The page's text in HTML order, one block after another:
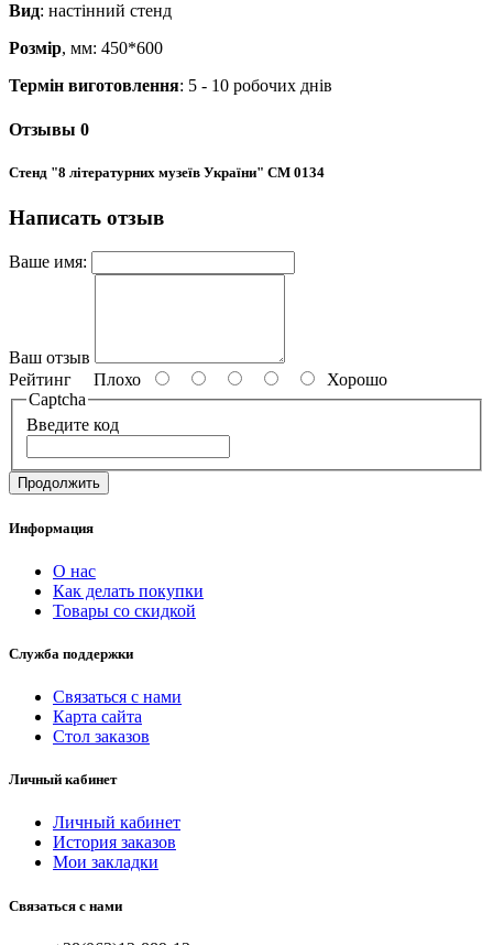
Вид: настінний стенд
Розмір, мм: 450*600
Термін виготовлення: 5 - 10 робочих днів
Отзывы 0
Стенд "8 літературних музеїв України" СМ 0134
Написать отзыв
Ваше имя:
Ваш отзыв
Рейтинг Плохо
Хорошо
Captcha
Введите код
Продолжить
Информация
О нас
Как делать покупки
Товары со скидкой
Служба поддержки
Связаться с нами
Карта сайта
Стол заказов
Личный кабинет
Личный кабинет
История заказов
Мои закладки
Связаться с нами